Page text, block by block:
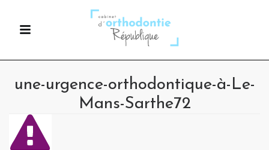
une-urgence-orthodontique-à-Le-
Mans-Sarthe72